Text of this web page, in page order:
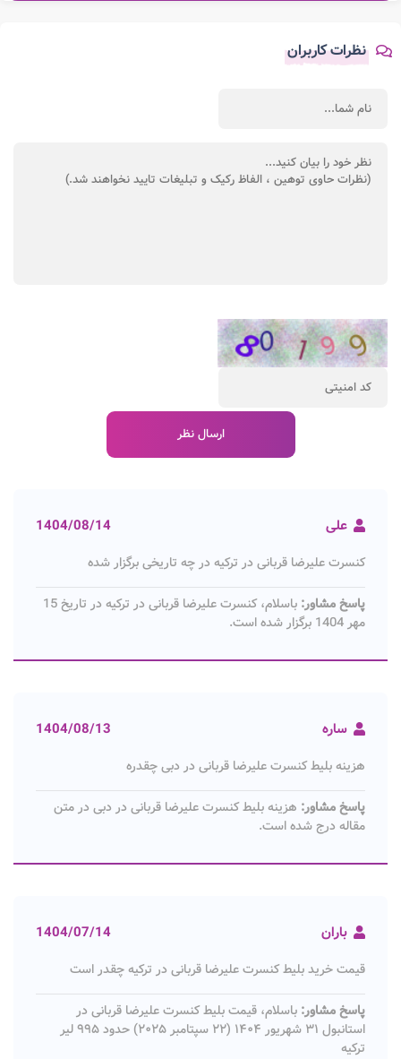
نظرات کاربران
علی 1404/08/14
کنسرت علیرضا قربانی در ترکیه در چه تاریخی برگزار شده
پاسخ مشاور:
باسلام، کنسرت علیرضا قربانی در ترکیه در تاریخ 15
مهر 1404 برگزار شده است.
ساره 1404/08/13
هزینه بلیط کنسرت علیرضا قربانی در دبی چقدره
پاسخ مشاور: هزینه بلیط کنسرت علیرضا قربانی در دبی در متن
مقاله درج شده است.
باران 1404/07/14
قیمت خرید بلیط کنسرت علیرضا قربانی در ترکیه چقدر است
پاسخ مشاور: باسلام، قیمت بلیط کنسرت علیرضا قربانی در
استانبول ۳۱ شهریور ۱۴۰۴ (۲۲ سپتامبر ۲۰۲۵) حدود ۹۹۵ لیر
ترکیه